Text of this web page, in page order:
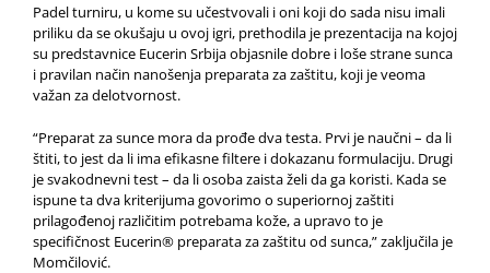
Padel turniru, u kome su učestvovali i oni koji do sada nisu imali
priliku da se okušaju u ovoj igri, prethodila je prezentacija na kojoj
su predstavnice Eucerin Srbija objasnile dobre i loše strane sunca
i pravilan način nanošenja preparata za zaštitu, koji je veoma
važan za delotvornost.
“Preparat za sunce mora da prođe dva testa. Prvi je naučni – da li
štiti, to jest da li ima efikasne filtere i dokazanu formulaciju. Drugi
je svakodnevni test – da li osoba zaista želi da ga koristi. Kada se
ispune ta dva kriterijuma govorimo o superiornoj zaštiti
prilagođenoj različitim potrebama kože, a upravo to je
specifičnost Eucerin® preparata za zaštitu od sunca,” zaključila je
Momčilović.